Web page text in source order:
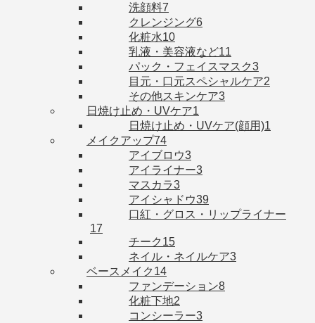
洗顔料7
クレンジング6
化粧水10
乳液・美容液など11
パック・フェイスマスク3
目元・口元スペシャルケア2
その他スキンケア3
日焼け止め・UVケア1
日焼け止め・UVケア(顔用)1
メイクアップ74
アイブロウ3
アイライナー3
マスカラ3
アイシャドウ39
口紅・グロス・リップライナー
17
チーク 15
ネイル・ネイルケア3
ベースメイク 14
ファンデーション8
化粧下地2
コンシーラー3